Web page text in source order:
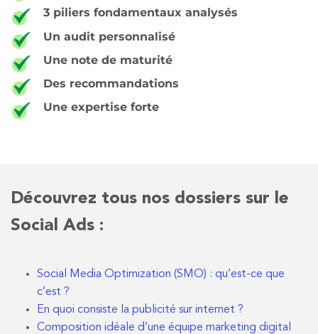
3 piliers fondamentaux analysés
Un audit personnalisé
Une note de maturité
Des recommandations
Une expertise forte
Découvrez tous nos dossiers sur le
Social Ads :
Social Media Optimization (SMO) : qu’est-ce que
c’est ?
En quoi consiste la publicité sur internet ?
Composition idéale d’une équipe marketing digital